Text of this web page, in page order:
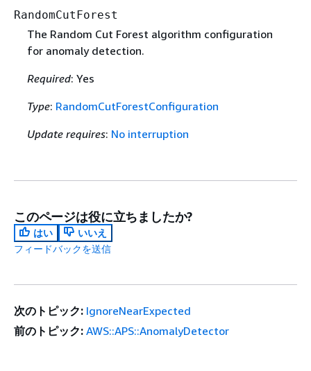
RandomCutForest
The Random Cut Forest algorithm configuration
for anomaly detection.
Required: Yes
Type: RandomCutForestConfiguration
Update requires: No interruption
このページは役に立ちましたか?
はい
いいえ
フィードバックを送信
次のトピック: IgnoreNearExpected
前のトピック: AWS::APS::AnomalyDetector